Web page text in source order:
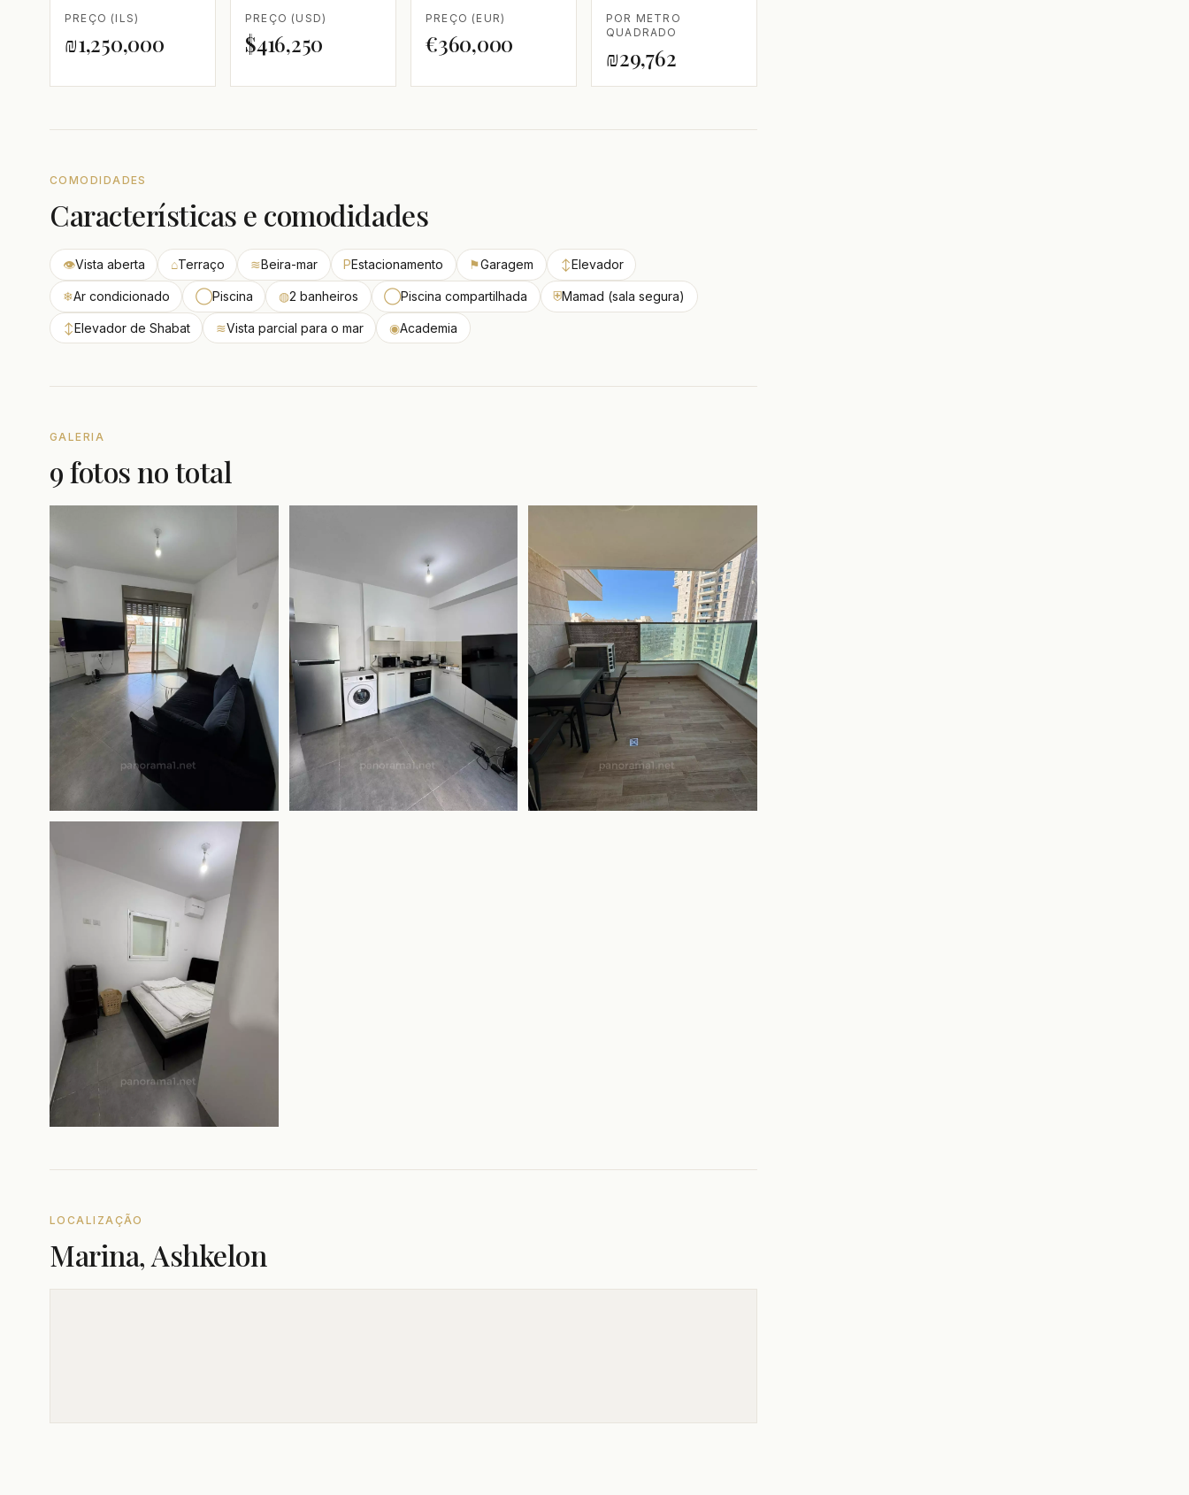
PREÇO (ILS)
₪1,250,000
PREÇO (USD)
$416,250
PREÇO (EUR)
€360,000
POR METRO
QUADRADO
₪29,762
COMODIDADES
Características e comodidades
👁Vista aberta ⌂Terraço ≋Beira-mar PEstacionamento ⚑Garagem ↕Elevador
❄Ar condicionado ◯Piscina ◍2 banheiros ◯Piscina compartilhada ⛨Mamad (sala segura)
↕Elevador de Shabat ≋Vista parcial para o mar ◉Academia
GALERIA
9 fotos no total
LOCALIZAÇÃO
Marina, Ashkelon